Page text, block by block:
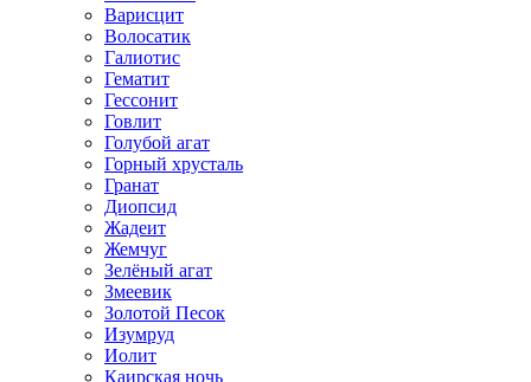
Варисцит
Волосатик
Галиотис
Гематит
Гессонит
Говлит
Голубой агат
Горный хрусталь
Гранат
Диопсид
Жадеит
Жемчуг
Зелёный агат
Змеевик
Золотой Песок
Изумруд
Иолит
Каирская ночь